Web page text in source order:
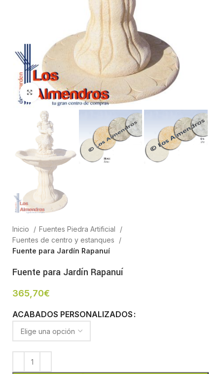
Clic para ampliar
Inicio
Fuentes Piedra Artificial
Fuentes de centro y estanques
Fuente para Jardín Rapanuí
Fuente para Jardín Rapanuí
365,70€
ACABADOS PERSONALIZADOS